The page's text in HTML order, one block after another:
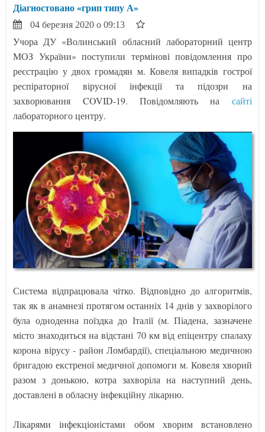
Діагностовано «грип типу А»
04 березня 2020 о 09:13
Учора ДУ «Волинський обласний лабораторний центр
МОЗ України» поступили термінові повідомлення про
реєстрацію у двох громадян м. Ковеля випадків гострої
респіраторної вірусної інфекції та підозри на
захворювання COVID-19. Повідомляють на сайті
лабораторного центру.
Система відпрацювала чітко. Відповідно до алгоритмів,
так як в анамнезі протягом останніх 14 днів у захворілого
була одноденна поїздка до Італії (м. Піадена, зазначене
місто знаходиться на відстані 70 км від епіцентру спалаху
корона вірусу - район Ломбардії), спеціальною медичною
бригадою екстреної медичної допомоги м. Ковеля хворий
разом з донькою, котра захворіла на наступний день,
доставлені в обласну інфекційну лікарню.
Лікарями інфекціоністами обом хворим встановлено